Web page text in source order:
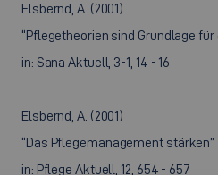
Elsbernd, A. (2001)
“Pflegetheorien sind Grundlage
in: Sana Aktuell, 3-1, 14 - 16
Elsbernd, A. (2001)
“Das Pflegemanagement stärken”
in: Pflege Aktuell, 12, 654 - 657